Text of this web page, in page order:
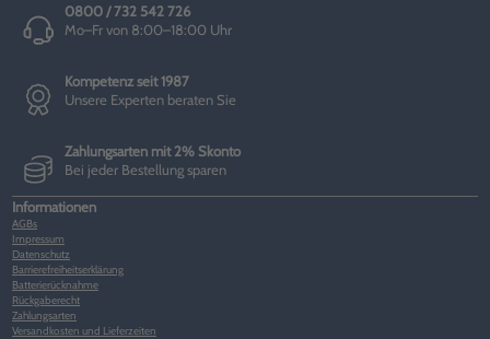
0800 / 732 542 726
Mo–Fr von 8:00–18:00 Uhr
Kompetenz seit 1987
Unsere Experten beraten Sie
Zahlungsarten mit 2% Skonto
Bei jeder Bestellung sparen
Informationen
AGBs
Impressum
Datenschutz
Barrierefreiheitserklärung
Batterierücknahme
Rückgaberecht
Zahlungsarten
Versandkosten und Lieferzeiten